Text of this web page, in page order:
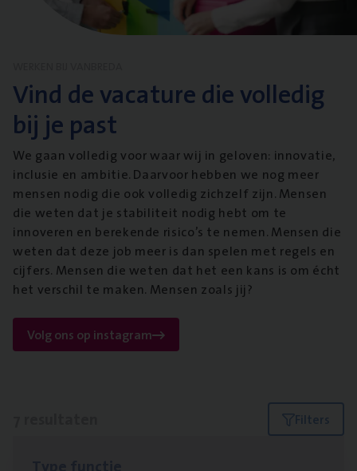
Vind de vacature die volledig
bij je past
We gaan volledig voor waar wij in geloven: innovatie,
inclusie en ambitie. Daarvoor hebben we nog meer
mensen nodig die ook volledig zichzelf zijn. Mensen
die weten dat je stabiliteit nodig hebt om te
innoveren en berekende risico’s te nemen. Mensen die
weten dat deze job meer is dan spelen met regels en
cijfers. Mensen die weten dat het een kans is om écht
het verschil te maken. Mensen zoals jij?
Volg ons op instagram
Filters